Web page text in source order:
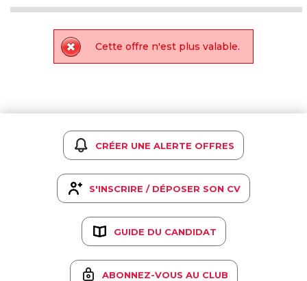
Cette offre n'est plus valable.
CRÉER UNE ALERTE OFFRES
S'INSCRIRE / DÉPOSER SON CV
GUIDE DU CANDIDAT
ABONNEZ-VOUS AU CLUB